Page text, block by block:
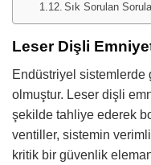
Sık Sorulan
Leser Dişli
Endüstriyel
olmuştur. Leser dişli
şekilde tahliye ederek
ventiller, sistemin
kritik bir güvenlik